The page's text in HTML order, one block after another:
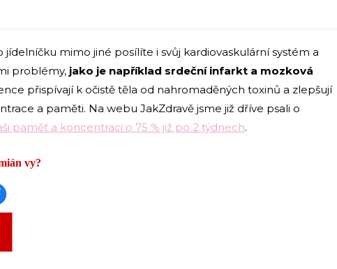
mimo jiné posílíte i svůj kardiovaskulární systém a
problémy, jako je například srdeční infarkt a mozková
přispívají k očistě těla od nahromaděných toxinů a zlepšují
a paměti. Na webu JakZdravě jsme již dříve psali o
paměť a koncentraci o 75 % již po 2 týdnech.
vy?